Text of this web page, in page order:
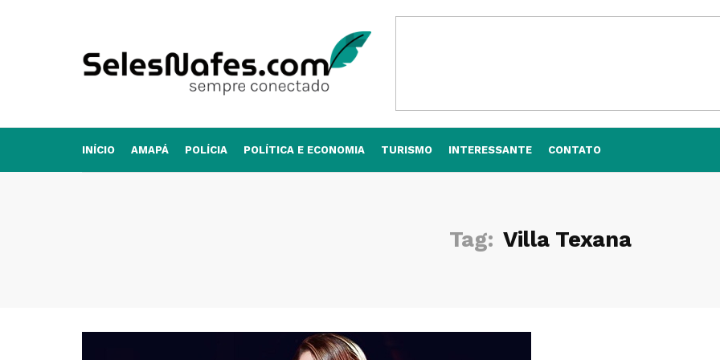
INÍCIO AMAPÁ POLÍCIA POLÍTICA E ECONOMIA TURISMO INTERESSANTE CONTATO
Tag: Villa Texana